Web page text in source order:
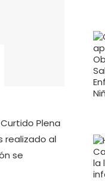
Plena
realizado al
se